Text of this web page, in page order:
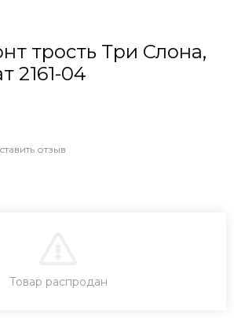
трость Три Слона,
2161-04
отзыв
Товар распродан